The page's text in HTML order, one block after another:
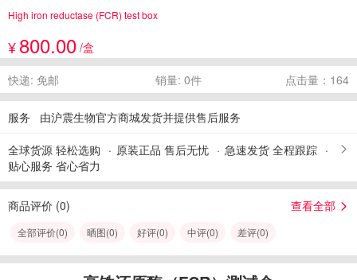
High iron reductase (FCR) test box
¥800.00 /盒
快递: 免邮 销量: 0件 点击量：164
服务 由沪震生物官方商城发货并提供售后服务
全球货源 轻松选购 原装正品 售后无忧
急速发货 全程跟踪
贴心服务 省心省力
商品评价 (0) 查看全部
全部评价(0) 晒图(0) 好评(0) 中评(0) 差评(0)